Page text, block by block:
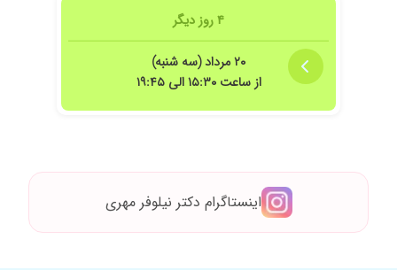
۴ روز دیگر
۲۰ مرداد (سه شنبه)
از ساعت ۱۵:۳۰ الی ۱۹:۴۵
اینستاگرام دکتر نیلوفر مهری